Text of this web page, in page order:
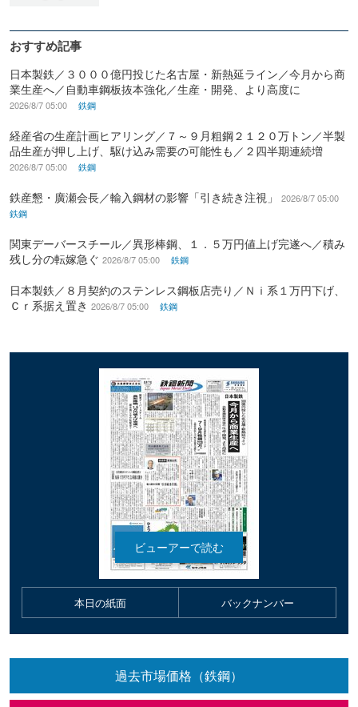
おすすめ記事
日本製鉄／３０００億円投じた名古屋・新熱延ライン／今月から商
業生産へ／自動車鋼板抜本強化／生産・開発、より高度に
2026/8/7 05:00 鉄鋼
経産省の生産計画ヒアリング／７～９月粗鋼２１２０万トン／半製
品生産が押し上げ、駆け込み需要の可能性も／２四半期連続増
2026/8/7 05:00 鉄鋼
鉄産懇・廣瀬会長／輸入鋼材の影響「引き続き注視」
2026/8/7 05:00
鉄鋼
関東デーバースチール／異形棒鋼、１．５万円値上げ完遂へ／積み
残し分の転嫁急ぐ 2026/8/7 05:00 鉄鋼
日本製鉄／８月契約のステンレス鋼板店売り／Ｎｉ系１万円下げ、
Ｃｒ系据え置き 2026/8/7 05:00 鉄鋼
本日の紙面 バックナンバー
過去市場価格（鉄鋼）